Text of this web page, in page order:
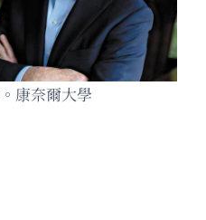
康奈爾大學